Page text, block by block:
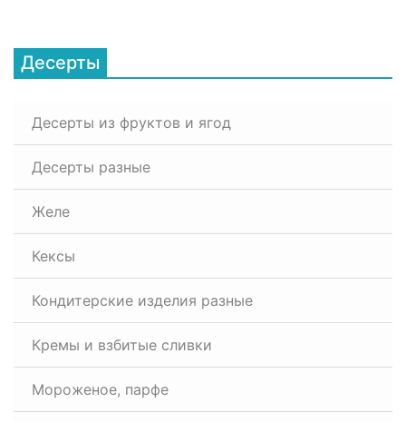
Десерты
Десерты из фруктов и ягод
Десерты разные
Желе
Кексы
Кондитерские изделия разные
Кремы и взбитые сливки
Мороженое, парфе